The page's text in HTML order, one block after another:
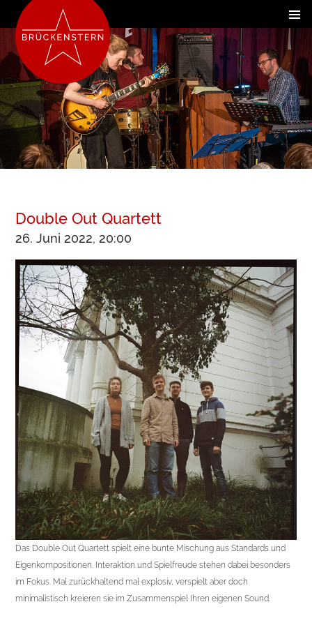
Double Out Quartett
26. Juni 2022, 20:00
Das Double Out Quartett spielt eine bunte Mischung aus Standards und
Eigenkompositionen. Interaktion und Spielfreude stehen dabei besonders
im Fokus. Mal zurückhaltend mal explosiv, verspielt aber doch
minimalistisch kreieren sie im Zusammenspiel Ihren eigenen Sound.